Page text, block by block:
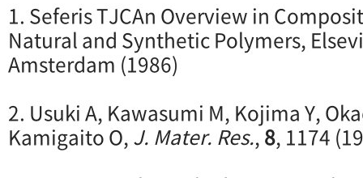
1. Seferis TJCAn Overview in
Natural and Synthetic Polymers,
Amsterdam (1986)
2. Usuki A, Kawasumi M, Kojima Y,
Kamigaito O,J. Mater. Res.,8, 1174